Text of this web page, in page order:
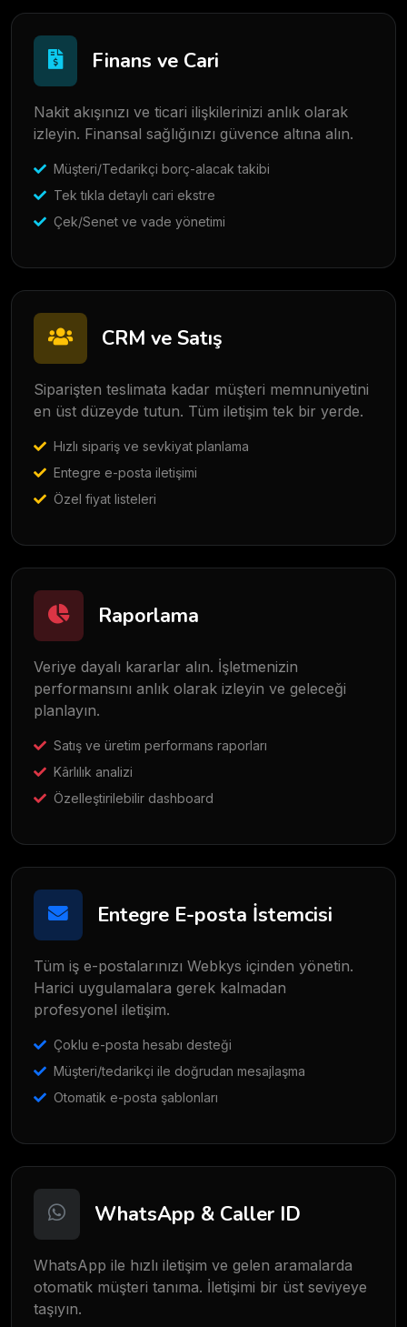
Finans ve Cari
Nakit akışınızı ve ticari ilişkilerinizi anlık olarak
izleyin. Finansal sağlığınızı güvence altına alın.
Müşteri/Tedarikçi borç-alacak takibi
Tek tıkla detaylı cari ekstre
Çek/Senet ve vade yönetimi
CRM ve Satış
Siparişten teslimata kadar müşteri memnuniyetini
en üst düzeyde tutun. Tüm iletişim tek bir yerde.
Hızlı sipariş ve sevkiyat planlama
Entegre e-posta iletişimi
Özel fiyat listeleri
Raporlama
Veriye dayalı kararlar alın. İşletmenizin
performansını anlık olarak izleyin ve geleceği
planlayın.
Satış ve üretim performans raporları
Kârlılık analizi
Özelleştirilebilir dashboard
Entegre E-posta İstemcisi
Tüm iş e-postalarınızı Webkys içinden yönetin.
Harici uygulamalara gerek kalmadan
profesyonel iletişim.
Çoklu e-posta hesabı desteği
Müşteri/tedarikçi ile doğrudan mesajlaşma
Otomatik e-posta şablonları
WhatsApp & Caller ID
WhatsApp ile hızlı iletişim ve gelen aramalarda
otomatik müşteri tanıma. İletişimi bir üst seviyeye
taşıyın.